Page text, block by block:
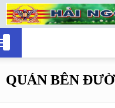
QUÁN BÊN